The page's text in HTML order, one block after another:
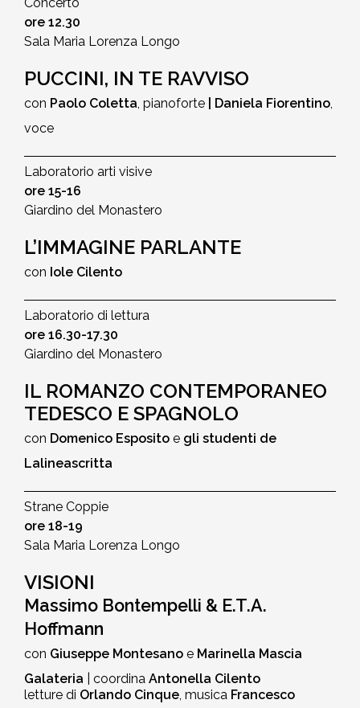
ore 12.30
Sala Maria Lorenza Longo
PUCCINI, IN TE RAVVISO
con Paolo Coletta , pianoforte Daniela Fiorentino
voce
Laboratorio arti visive
ore 15-16
Giardino del Monastero
L’IMMAGINE PARLANTE
con Iole Cilento
Laboratorio di lettura
ore 16.30-17.30
Giardino del Monastero
IL ROMANZO CONTEMPORANEO
TEDESCO E SPAGNOLO
con Domenico Esposito e gli studenti de
Lalineascritta
Strane Coppie
ore 18-19
Sala Maria Lorenza Longo
VISIONI
Massimo Bontempelli & E.T.A.
Hoffmann
con Giuseppe Montesano e Marinella Mascia
Galateria | coordina Antonella Cilento
letture di Orlando Cinque , musica Francesco